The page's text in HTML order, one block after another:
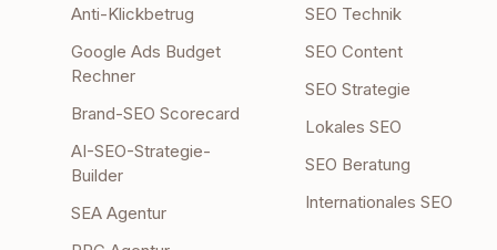
Anti-Klickbetrug
Google Ads Budget
Rechner
Brand-SEO Scorecard
AI-SEO-Strategie-
Builder
SEA Agentur
SEO Technik
SEO Content
SEO Strategie
Lokales SEO
SEO Beratung
Internationales SEO